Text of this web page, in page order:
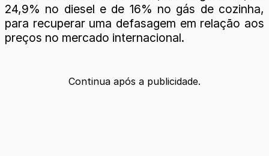
24,9% no diesel e de 16% no gás de cozinha,
para recuperar uma defasagem em relação aos
preços no mercado internacional.
Continua após a publicidade.